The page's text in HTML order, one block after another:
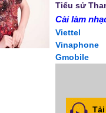
Tiểu sử
Cài làm
Viettel
Vinaphone
Gmobile